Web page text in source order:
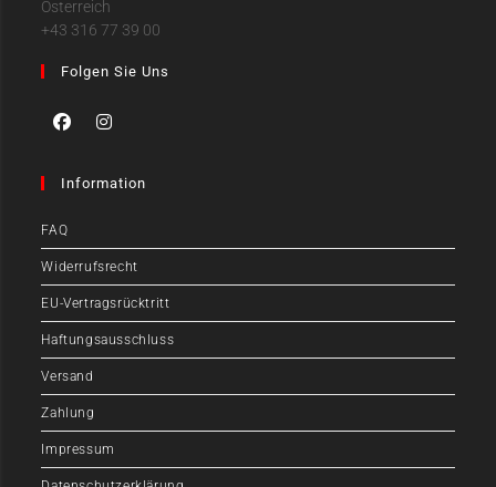
Österreich
+43 316 77 39 00
Folgen Sie Uns
Information
FAQ
Widerrufsrecht
EU-Vertragsrücktritt
Haftungsausschluss
Versand
Zahlung
Impressum